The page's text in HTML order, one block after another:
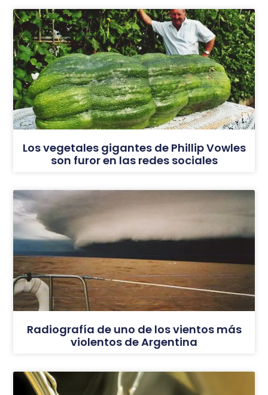
Los vegetales gigantes de Phillip Vowles
son furor en las redes sociales
Radiografía de uno de los vientos más
violentos de Argentina